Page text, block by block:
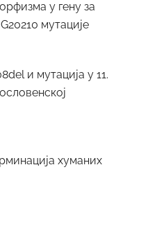
у гену за
мутације
и мутација у 11.
хуманих